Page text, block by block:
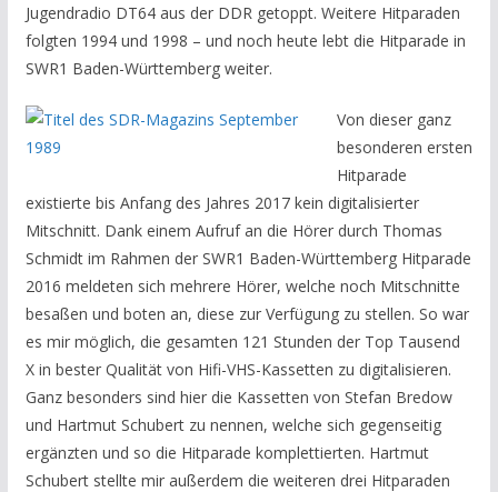
Jugendradio DT64 aus der DDR getoppt. Weitere Hitparaden
folgten 1994 und 1998 – und noch heute lebt die Hitparade in
SWR1 Baden-Württemberg weiter.
Von dieser ganz
besonderen ersten
Hitparade
existierte bis Anfang des Jahres 2017 kein digitalisierter
Mitschnitt. Dank einem Aufruf an die Hörer durch Thomas
Schmidt im Rahmen der SWR1 Baden-Württemberg Hitparade
2016 meldeten sich mehrere Hörer, welche noch Mitschnitte
besaßen und boten an, diese zur Verfügung zu stellen. So war
es mir möglich, die gesamten 121 Stunden der Top Tausend
X in bester Qualität von Hifi-VHS-Kassetten zu digitalisieren.
Ganz besonders sind hier die Kassetten von Stefan Bredow
und Hartmut Schubert zu nennen, welche sich gegenseitig
ergänzten und so die Hitparade komplettierten. Hartmut
Schubert stellte mir außerdem die weiteren drei Hitparaden